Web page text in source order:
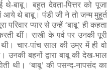
बाबू। बहुत देवता-पित्तर को पूजा
थे बाबू। पंडी जी ने तो जन्म मुहूर्त
प्यार से उन्हें ‘बाबू’ ही कहता
थीं। राखी के पर्व पर उनकी पूरी
थी। चार-पांच साल की उम्र में ही वो
बहनों द्वारा बाबू की देख-भाल
थी। ‘बाबू’ की पसन्द-नापसंद का